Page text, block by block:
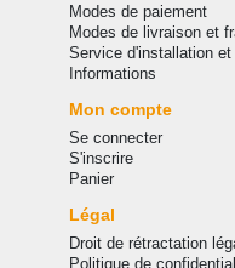
Modes de paiement
Modes de livraison et
Service d'installation
Informations
Mon compte
Se connecter
S'inscrire
Panier
Légal
Droit de rétractation
Politique de